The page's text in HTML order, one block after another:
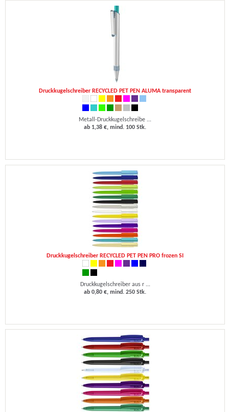
Druckkugelschreiber RECYCLED PET PEN ALUMA transparent
Metall-Druckkugelschreibe ...
ab 1,38 €, mind. 100 Stk.
Druckkugelschreiber RECYCLED PET PEN PRO frozen SI
Druckkugelschreiber aus r ...
ab 0,80 €, mind. 250 Stk.